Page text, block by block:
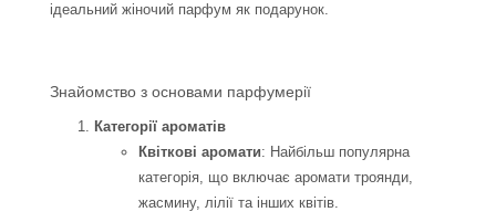
ідеальний жіночий парфум як подарунок.
Знайомство з основами парфумерії
Категорії ароматів
Квіткові аромати: Найбільш популярна
категорія, що включає аромати троянди,
жасмину, лілії та інших квітів.